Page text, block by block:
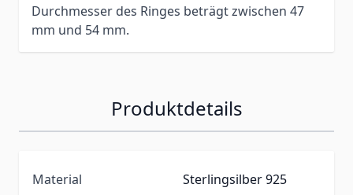
Durchmesser des Ringes beträgt zwischen 47
mm und 54 mm.
Produktdetails
Material
Sterlingsilber 925